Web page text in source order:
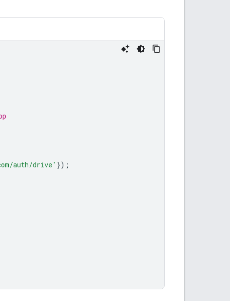
auth/drive' });